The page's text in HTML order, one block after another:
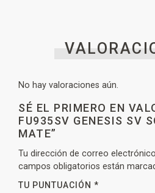
No hay valoraciones aún.
SÉ EL PRIMERO EN
FU935SV GENESIS SV
MATE”
Tu dirección de correo
campos obligatorios están
TU PUNTUACIÓN *